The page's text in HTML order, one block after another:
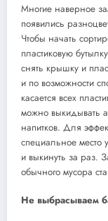
Многие наверное
появились
Чтобы начать
пластиковую
снять крышку и
и по возможности
касается всех
можно выкидывать
напитков. Для
специальное место
и выкинуть за раз.
обычного мусора
Не выбрасываем